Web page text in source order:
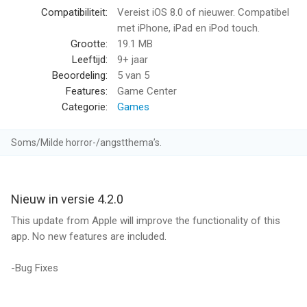
“..one of the most realistic and fun games I have used on the
iPhone.” – Mike’s iPhone Blog
- Three Fun and Challenging Game Modes
-- Classic: sink the most 2-point shots in 45 seconds
seconds against a moving backboard
-- 3 Point: score as many 3 pointers as you can in 45 seconds
-- Arcade: Play using the classic look of arcade hoops
with juggler and carnival ball
-- New! Robot: get out the oil! Robot hands, robot cage and
-- Zombies: Play as a member of the undead
Compatibiliteit:
Vereist iOS 8.0 of nieuwer. Compatibel
met iPhone, iPad en iPod touch.
Grootte:
19.1 MB
Leeftijd:
9+ jaar
Beoordeling:
5 van 5
Features:
Game Center
Categorie:
Games
Soms/Milde horror-/angstthema’s.
Nieuw in versie 4.2.0
This update from Apple will improve the functionality of this
app. No new features are included.
-Bug Fixes